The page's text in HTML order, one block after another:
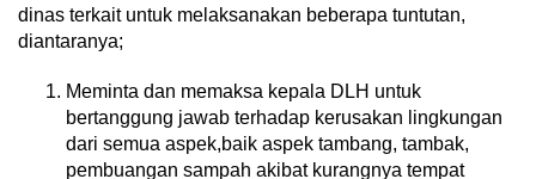
dinas terkait untuk melaksanakan beberapa tuntutan,
diantaranya;
Meminta dan memaksa kepala DLH untuk
bertanggung jawab terhadap kerusakan lingkungan
dari semua aspek,baik aspek tambang, tambak,
pembuangan sampah akibat kurangnya tempat